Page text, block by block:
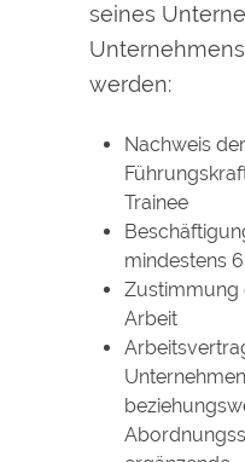
seines
werden:
Nachweis
Trainee
mindestens
Zustimmung
Arbeit